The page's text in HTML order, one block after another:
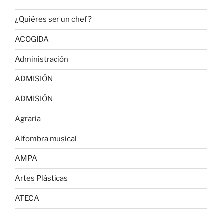
¿Quiéres ser un chef?
ACOGIDA
Administración
ADMISIÓN
ADMISIÓN
Agraria
Alfombra musical
AMPA
Artes Plásticas
ATECA